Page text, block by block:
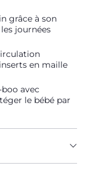
grâce à son
journées
en maille
avec
le bébé par